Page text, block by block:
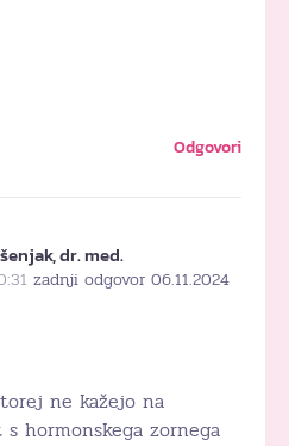
Odgovori
dr. med.
zadnji odgovor 06.11.2024
ne kažejo na
hormonskega zornega